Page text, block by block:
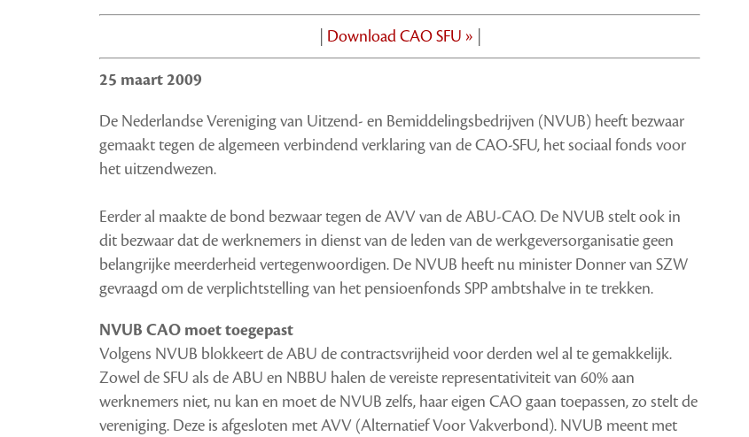
Download CAO SFU »
25 maart 2009
De Nederlandse Vereniging van Uitzend- en Bemiddelingsbedrijven (NVUB) heeft bezwaar
gemaakt tegen de algemeen verbindend verklaring van de CAO-SFU, het sociaal fonds voor
het uitzendwezen.
Eerder al maakte de bond bezwaar tegen de AVV van de ABU-CAO. De NVUB stelt ook in
dit bezwaar dat de werknemers in dienst van de leden van de werkgeversorganisatie geen
belangrijke meerderheid vertegenwoordigen. De NVUB heeft nu minister Donner van SZW
gevraagd om de verplichtstelling van het pensioenfonds SPP ambtshalve in te trekken.
NVUB CAO moet toegepast
Volgens NVUB blokkeert de ABU de contractsvrijheid voor derden wel al te gemakkelijk.
Zowel de SFU als de ABU en NBBU halen de vereiste representativiteit van 60% aan
werknemers niet, nu kan en moet de NVUB zelfs, haar eigen CAO gaan toepassen, zo stelt de
vereniging. Deze is afgesloten met AVV (Alternatief Voor Vakverbond). NVUB meent met